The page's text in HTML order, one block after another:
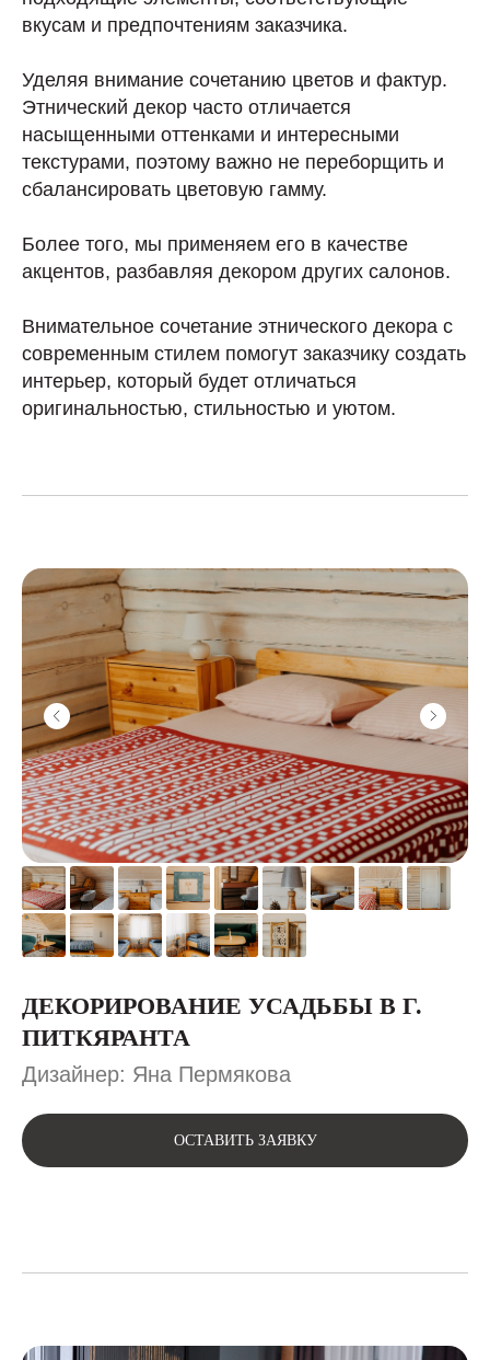
вкусам и предпочтениям заказчика.
Уделяя внимание сочетанию цветов и фактур.
Этнический декор часто отличается
насыщенными оттенками и интересными
текстурами, поэтому важно не переборщить и
сбалансировать цветовую гамму.
Более того, мы применяем его в качестве
акцентов, разбавляя декором других салонов.
Внимательное сочетание этнического декора с
современным стилем помогут заказчику создать
интерьер, который будет отличаться
оригинальностью, стильностью и уютом.
ДЕКОРИРОВАНИЕ УСАДЬБЫ В Г.
ПИТКЯРАНТА
Дизайнер: Яна Пермякова
ОСТАВИТЬ ЗАЯВКУ